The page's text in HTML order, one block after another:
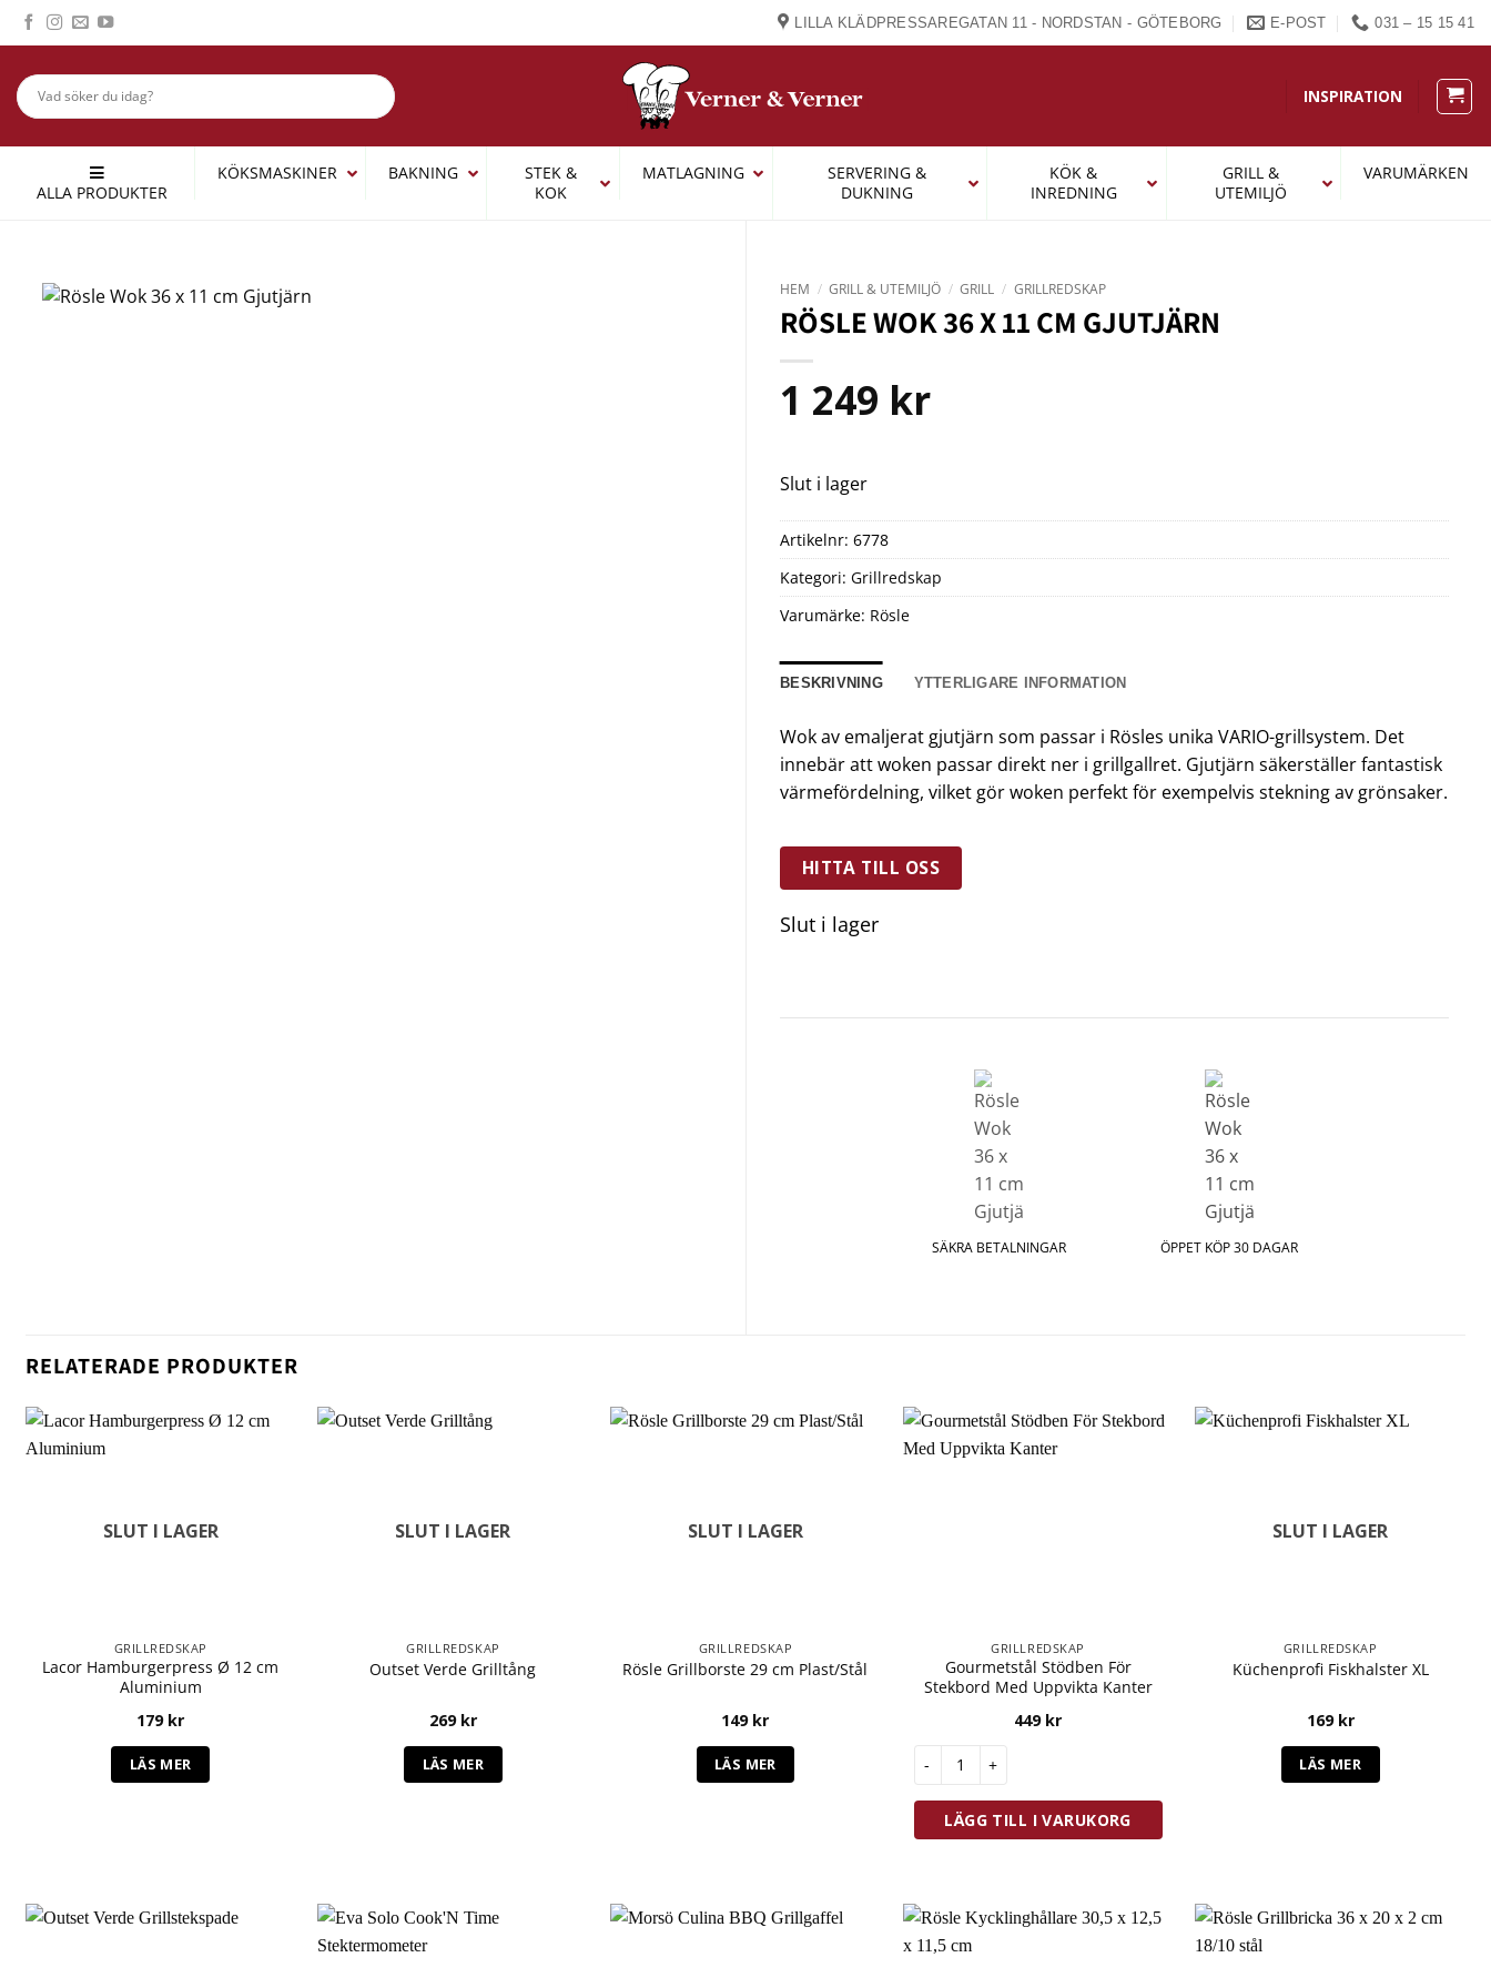
Skip
to
LILLA KLÄDPRESSAREGATAN 11 - NORDSTAN - GÖTEBORG E-POST 031 – 15 15 41
INSPIRATION
ALLA PRODUKTER
KÖKSMASKINER BAKNING
STEK &
KOK
MATLAGNING
SERVERING &
DUKNING
KÖK &
INREDNING
GRILL &
UTEMILJÖ
VARUMÄRKEN
HEM / GRILL & UTEMILJÖ / GRILL / GRILLREDSKAP
RÖSLE WOK 36 X 11 CM GJUTJÄRN
1 249 kr
Slut i lager
Artikelnr: 6778
Kategori: Grillredskap
Varumärke: Rösle
BESKRIVNING YTTERLIGARE INFORMATION
Wok av emaljerat gjutjärn som passar i Rösles unika VARIO-grillsystem. Det
innebär att woken passar direkt ner i grillgallret. Gjutjärn säkerställer fantastisk
värmefördelning, vilket gör woken perfekt för exempelvis stekning av grönsaker.
HITTA TILL OSS
Slut i lager
SÄKRA BETALNINGAR ÖPPET KÖP 30 DAGAR
RELATERADE PRODUKTER
SLUT I LAGER
GRILLREDSKAP
Lacor Hamburgerpress Ø 12 cm
Aluminium
179 kr
LÄS MER
SLUT I LAGER
GRILLREDSKAP
Outset Verde Grilltång
269 kr
LÄS MER
SLUT I LAGER
GRILLREDSKAP
Rösle Grillborste 29 cm Plast/Stål
149 kr
LÄS MER
GRILLREDSKAP
Gourmetstål Stödben För
Stekbord Med Uppvikta Kanter
449 kr
Gourmetstål Stödben För Stekbord Med Uppvikta Kanter mängd
LÄGG TILL I VARUKORG
SLUT I LAGER
GRILLREDSKAP
Küchenprofi Fiskhalster XL
169 kr
LÄS MER